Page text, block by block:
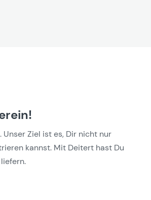
Ziel ist es, Dir nicht nur
kannst. Mit Deitert hast Du